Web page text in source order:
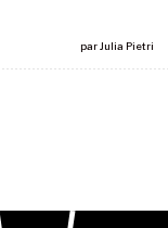
par Julia Pietri